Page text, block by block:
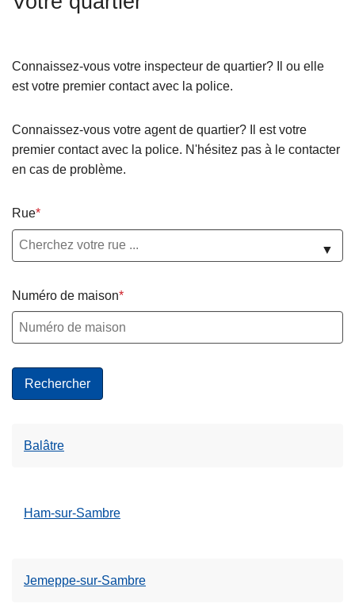
Connaissez-vous votre inspecteur de quartier? Il ou elle
est votre premier contact avec la police.
Connaissez-vous votre agent de quartier? Il est votre
premier contact avec la police. N'hésitez pas à le contacter
en cas de problème.
Rue
▼
Numéro de maison
Balâtre
Ham-sur-Sambre
Jemeppe-sur-Sambre